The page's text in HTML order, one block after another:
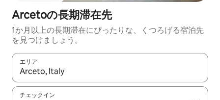
Arcetoの長期滞在先
1か月以上の長期滞在にぴったりな、くつろげる宿泊先
を見つけましょう。
エリア
検索結果が表示されたら、上下の矢印キーを使って移動するか
チェックイン